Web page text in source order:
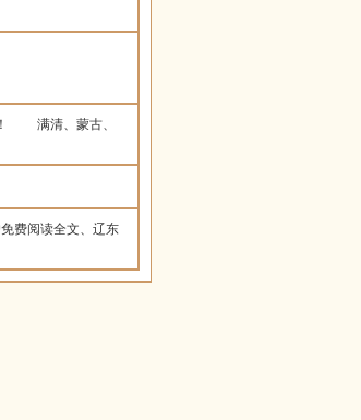
满清、蒙古、
费阅读全文、辽东